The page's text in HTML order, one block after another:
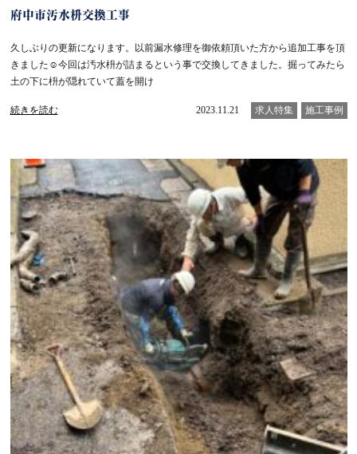
府中市汚水枡交換工事
久しぶりの更新になります。以前漏水修理を御依頼頂いた方から追加工事を頂
きました☺️今回は汚水枡が詰まるという事で交換してきました。掘ってみたら
土の下に枡が隠れていて蓋を開け
続きを読む 2023.11.21 求人特集 施工事例